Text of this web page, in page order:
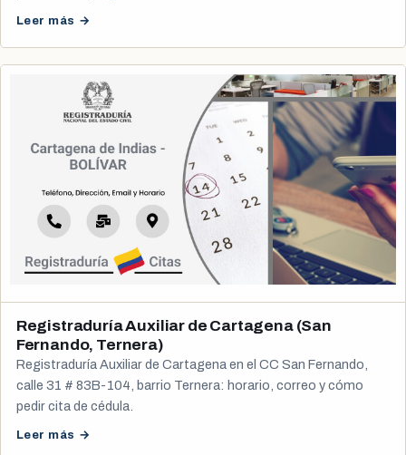
Leer más →
Registraduría Auxiliar de Cartagena (San
Fernando, Ternera)
Registraduría Auxiliar de Cartagena en el CC San Fernando,
calle 31 # 83B-104, barrio Ternera: horario, correo y cómo
pedir cita de cédula.
Leer más →